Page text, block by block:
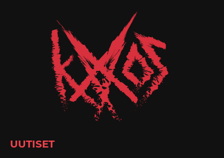
UUTISET